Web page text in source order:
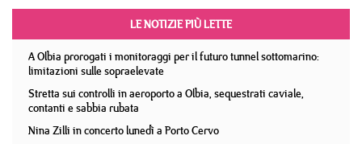
LE NOTIZIE PIÙ LETTE
A Olbia prorogati i monitoraggi per il futuro tunnel sottomarino:
limitazioni sulle sopraelevate
Stretta sui controlli in aeroporto a Olbia, sequestrati caviale,
contanti e sabbia rubata
Nina Zilli in concerto lunedì a Porto Cervo